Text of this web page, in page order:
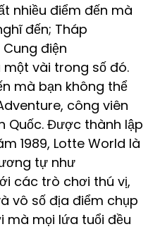
nhiều điểm đến mà
đến; Tháp
điện
vài trong số đó.
mà bạn không thể
công viên
Quốc. Được thành lập
1989, Lotte World là
tự như
các trò chơi thú vị,
vô số địa điểm chụp
mà mọi lứa tuổi đều